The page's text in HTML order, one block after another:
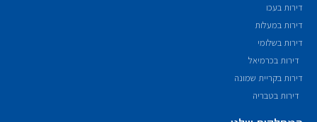
דירות בעכו
דירות במעלות
דירות בשלומי
דירות בכרמיאל
דירות בקריית שמונה
דירות בטבריה